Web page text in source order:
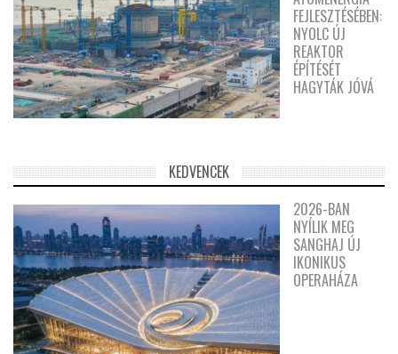
FEJLESZTÉSÉBEN:
NYOLC ÚJ
REAKTOR
ÉPÍTÉSÉT
HAGYTÁK JÓVÁ
KEDVENCEK
2026-BAN
NYÍLIK MEG
SANGHAJ ÚJ
IKONIKUS
OPERAHÁZA